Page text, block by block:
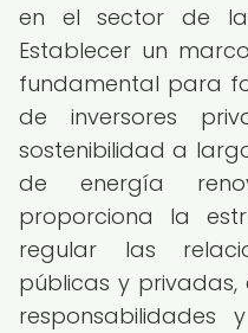
en el sector de
Establecer un
fundamental para
de inversores
sostenibilidad a
de energía
proporciona la
regular las
públicas y privadas,
responsabilidades